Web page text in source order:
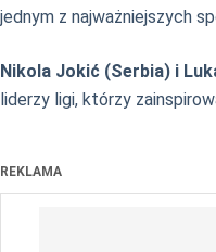
jednym z najważniejszych
Nikola Jokić (Serbia) i
liderzy ligi, którzy
REKLAMA